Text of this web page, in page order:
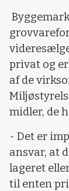
privat og
af de
midler, de
- Det er
ansvar, at
lageret
til enten